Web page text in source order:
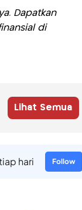
Dapatkan
di
Lihat Semua
hari Follow